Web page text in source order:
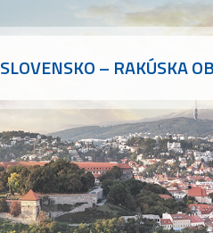
SLOVENSKO – RAKÚSKA